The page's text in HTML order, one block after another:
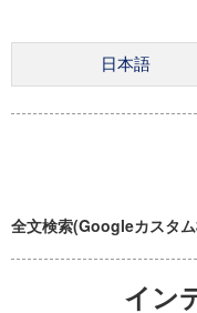
全文検索(Googleカスタ
イン